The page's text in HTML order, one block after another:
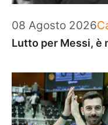
08 Agosto 2026
Lutto per Messi, è